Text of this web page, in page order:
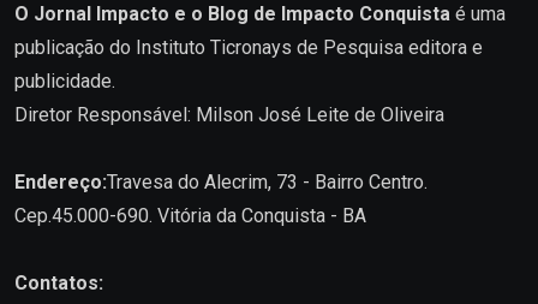
O Jornal Impacto e o Blog de Impacto Conquista é uma
publicação do Instituto Ticronays de Pesquisa editora e
publicidade.
Diretor Responsável: Milson José Leite de Oliveira
Endereço:Travesa do Alecrim, 73 - Bairro Centro.
Cep.45.000-690. Vitória da Conquista - BA
Contatos: